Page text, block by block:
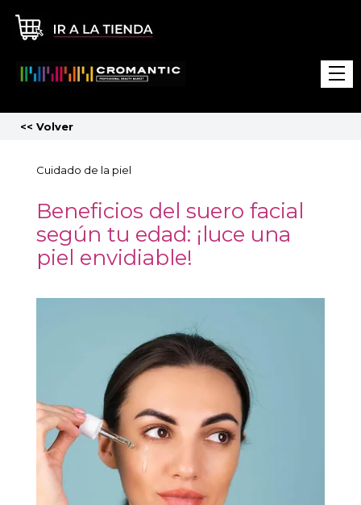
<< Volver
Cuidado de la piel
Beneficios del suero facial
según tu edad: ¡luce una
piel envidiable!